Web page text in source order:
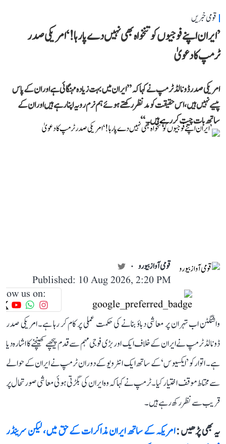
قومی خبریں
’ایران اپنے فوجیوں کو تنخواہ بھی نہیں دے پا رہا!‘ امریکی صدر
ٹرمپ کا دعویٰ
امریکی صدر ڈونالڈ ٹرمپ نے کہا کہ ’’ایران میں بہت زیادہ مہنگائی ہے اور ان کے پاس
پیسے نہیں ہیں، اس حقیقت کو مدنظر رکھتے ہوئے ہم نرم رویہ اپنا رہے ہیں اور ان کے
ساتھ بات چیت کر رہے ہیں۔‘‘
قومی آواز بیورو
Published: 10 Aug 2026, 2:20 PM
us on:
واشنگٹن اب تہران پر معاشی دباؤ بنانے کی حکمت عملی پر کام کر رہا ہے۔ امریکی صدر
ڈونالڈ ٹرمپ نے ایران کے خلاف ایک اور بڑی فوجی مہم سے قدم پیچھے کھینچنے کا اشارہ دیا
ہے۔ اتوار کو ’ایکسیوس‘ کے ساتھ ایک انٹرویو کے دوران ٹرمپ نے ایران کے حوالے
سے محتاط موقف اختیار کیا۔ ٹرمپ نے کہا کہ وہ ایران کی بگڑتی ہوئی معاشی صورتحال پر
قریب سے نظر رکھ رہے ہیں۔
یہ بھی پڑھیں :امریکہ کے ساتھ ایران مذاکرات کے حق میں، لیکن سرینڈر